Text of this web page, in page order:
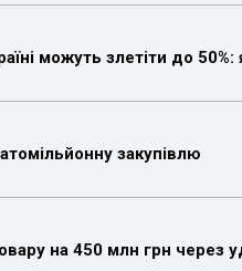
можуть злетіти до 50%:
закупівлю
на 450 млн грн через